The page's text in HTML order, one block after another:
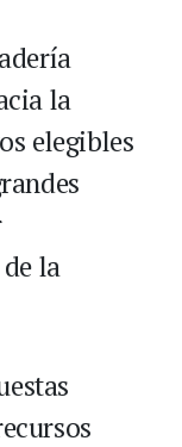
la
elegibles
la